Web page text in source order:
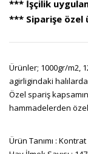
*** İşçilik
*** Siparişe özel
Ürünler; 1000gr/m2,
agirligindaki
Özel spariş
hammadelerden
Ürün Tanımı :